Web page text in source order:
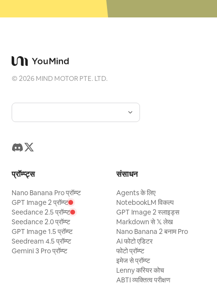
©2026 MIND MOTOR PTE. LTD.
प्रॉम्प्ट्स
Nano Banana Pro प्रॉम्प्ट
GPT Image 2 प्रॉम्प्ट
Seedance 2.5 प्रॉम्प्ट
Seedance 2.0 प्रॉम्प्ट
GPT Image 1.5 प्रॉम्प्ट
Seedream 4.5 प्रॉम्प्ट
Gemini 3 Pro प्रॉम्प्ट
संसाधन
Agents के लिए
NotebookLM विकल्प
GPT Image 2 स्लाइड्स
Markdown से 𝕏 लेख
Nano Banana 2 बनाम Pro
AI फोटो एडिटर
फोटो प्रॉम्प्ट
इमेज से प्रॉम्प्ट
Lenny करियर कोच
ABTI व्यक्तित्व परीक्षण